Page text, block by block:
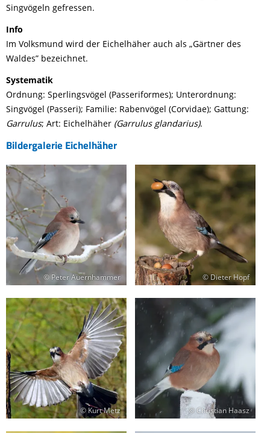
Singvögeln gefressen.
Info
Im Volksmund wird der Eichelhäher auch als „Gärtner des
Waldes” bezeichnet.
Systematik
Ordnung: Sperlingsvögel (Passeriformes); Unterordnung:
Singvögel (Passeri); Familie: Rabenvögel (Corvidae); Gattung:
Garrulus; Art: Eichelhäher (Garrulus glandarius).
Bildergalerie Eichelhäher
© Peter Auernhammer © Dieter Hopf
© Kurt Metz © Christian Haasz